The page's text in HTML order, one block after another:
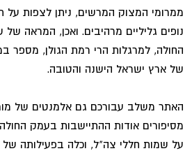
ממרומי המצוק המרשים, ניתן לצפות על
נופים גליליים מרהיבים. ואכן, המראה
החולה, למרגלות הרי רמת הגולן, מספר
של ארץ ישראל הישנה והטובה.
האתר משלב עבורכם גם אלמנטים של
מסיפורים אודות ההתיישבות בעמק
על שמות חללי צה"ל, וכלה בפעילותה של